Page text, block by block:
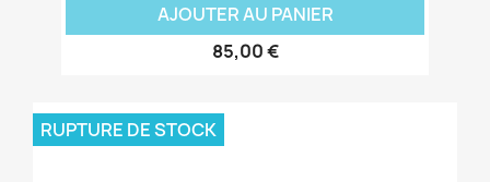
AJOUTER AU PANIER
85,00 €
RUPTURE DE STOCK